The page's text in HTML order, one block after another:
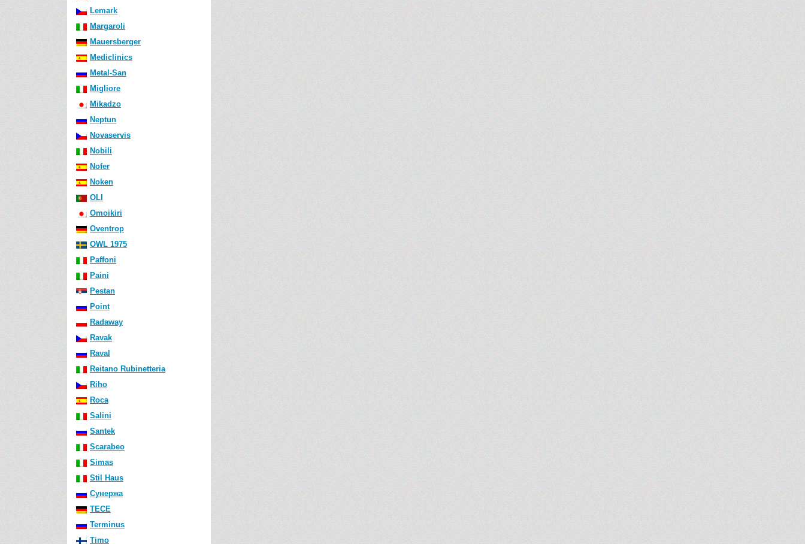
Lemark
Margaroli
Mauersberger
Mediclinics
Metal-San
Migliore
Mikadzo
Neptun
Novaservis
Nobili
Nofer
Noken
OLI
Omoikiri
Oventrop
OWL 1975
Paffoni
Paini
Pestan
Point
Radaway
Ravak
Raval
Reitano Rubinetteria
Riho
Roca
Salini
Santek
Scarabeo
Simas
Stil Haus
Сунержа
TECE
Terminus
Timo